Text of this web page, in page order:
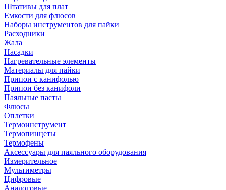
Штативы для плат
Емкости для флюсов
Наборы инструментов для пайки
Расходники
Жала
Насадки
Нагревательные элементы
Материалы для пайки
Припои с канифолью
Припои без канифоли
Паяльные пасты
Флюсы
Оплетки
Термоинструмент
Термопинцеты
Термофены
Аксессуары для паяльного оборудования
Измерительное
Мультиметры
Цифровые
Аналоговые